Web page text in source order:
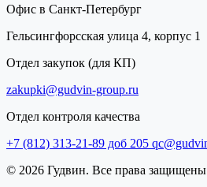
Офис в Санкт-Петербург
Гельсингфорсская улица 4, корпус 1
Отдел закупок (для КП)
zakupki@gudvin-group.ru
Отдел контроля качества
+7 (812) 313-21-89 доб 205
© 2026 Гудвин. Все права защищены